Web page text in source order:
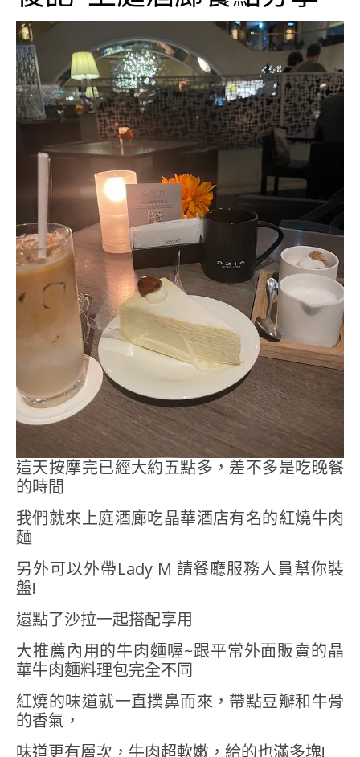
這天按摩完已經大約五點多，差不多是吃晚餐
的時間
我們就來上庭酒廊吃晶華酒店有名的紅燒牛肉
麵
另外可以外帶Lady M 請餐廳服務人員幫你裝
盤!
還點了沙拉一起搭配享用
大推薦內用的牛肉麵喔~跟平常外面販賣的晶
華牛肉麵料理包完全不同
紅燒的味道就一直撲鼻而來，帶點豆瓣和牛骨
的香氣，
味道更有層次，牛肉超軟嫩，給的也滿多塊!